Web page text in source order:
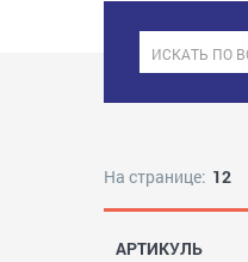
На странице: 12
АРТИКУЛЬ